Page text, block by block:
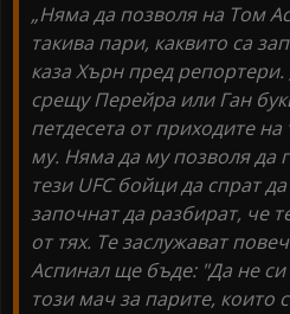
„Няма да позволя на Том
такива пари, каквито са
каза Хърн пред
срещу Перейра или Ган
петдесета от приходите
му. Няма да му позволя да
тези UFC бойци да спрат
започнат да разбират, че
от тях. Те заслужават
Аспинал ще бъде: "Да не
този мач за парите, които